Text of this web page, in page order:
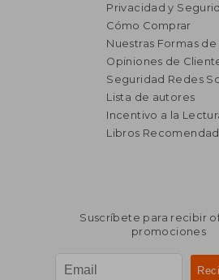
Privacidad y
Cómo Comprar
Nuestras Formas
Opiniones de
Seguridad Redes
Lista de autores
Incentivo a la
Libros
Suscríbete para recibir
promociones